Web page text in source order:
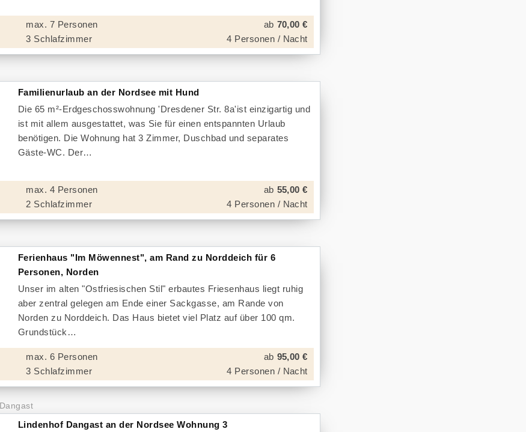
max. 7 Personen
3 Schlafzimmer
ab 70,00 €
4 Personen / Nacht
Familienurlaub an der Nordsee mit Hund
Die 65 m²-Erdgeschosswohnung 'Dresdener Str. 8a'ist einzigartig und
ist mit allem ausgestattet, was Sie für einen entspannten Urlaub
benötigen. Die Wohnung hat 3 Zimmer, Duschbad und separates
Gäste-WC. Der
max. 4 Personen
2 Schlafzimmer
ab 55,00 €
4 Personen / Nacht
Ferienhaus "Im Möwennest", am Rand zu Norddeich für 6
Personen, Norden
Unser im alten "Ostfriesischen Stil" erbautes Friesenhaus liegt ruhig
aber zentral gelegen am Ende einer Sackgasse, am Rande von
Norden zu Norddeich. Das Haus bietet viel Platz auf über 100 qm.
Grundstück
max. 6 Personen
3 Schlafzimmer
ab 95,00 €
4 Personen / Nacht
Dangast
Lindenhof Dangast an der Nordsee Wohnung 3